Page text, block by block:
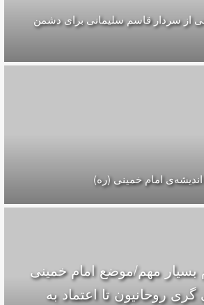
از سردار قاسم سلیمانی برای دشمن
اندیشه‌ی امام خمینی (ره)
بسیار مهم/موضع امام خمینی
روحانیون تا اعتماد به